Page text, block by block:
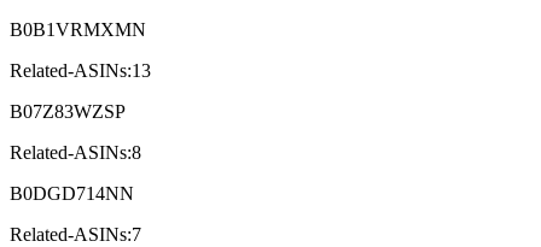
B0B1VRMXMN
Related-ASINs:13
B07Z83WZSP
Related-ASINs:8
B0DGD714NN
Related-ASINs:7